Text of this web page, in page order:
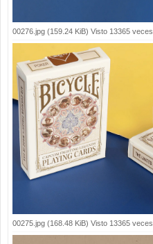
00276.jpg (159.24 KiB) Visto 13365 veces
00275.jpg (168.48 KiB) Visto 13365 veces